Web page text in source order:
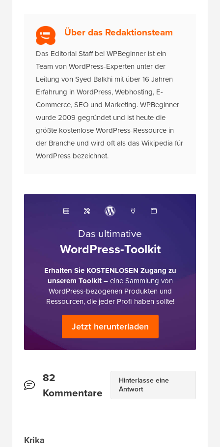
Über das Redaktionsteam
Das Editorial Staff bei WPBeginner ist ein
Team von WordPress-Experten unter der
Leitung von Syed Balkhi mit über 16 Jahren
Erfahrung in WordPress, Webhosting, E-
Commerce, SEO und Marketing. WPBeginner
wurde 2009 gegründet und ist heute die
größte kostenlose WordPress-Ressource in
der Branche und wird oft als das Wikipedia für
WordPress bezeichnet.
Das ultimative
WordPress-Toolkit
Erhalten Sie KOSTENLOSEN Zugang zu
unserem Toolkit– eine Sammlung von
WordPress-bezogenen Produkten und
Ressourcen, die jeder Profi haben sollte!
Jetzt herunterladen
Leserinteraktionen
82
Kommentare
Hinterlasse eine
Antwort
Krika